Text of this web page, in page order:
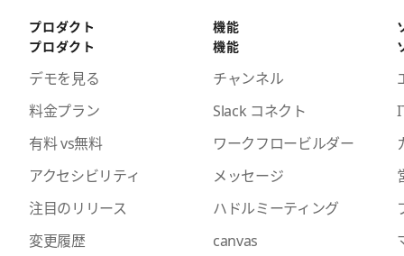
プロダクト
プロダクト
デモを見る
料金プラン
有料 vs無料
アクセシビリティ
注目のリリース
変更履歴
機能
機能
チャンネル
Slack コネクト
ワークフロービルダー
メッセージ
ハドルミーティング
canvas